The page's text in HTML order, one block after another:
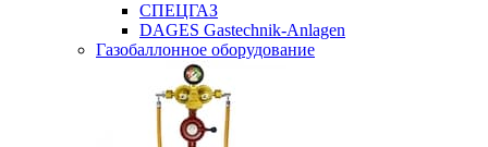
СПЕЦГАЗ
DAGES Gastechnik-Anlagen
Газобаллонное оборудование